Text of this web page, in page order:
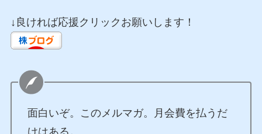
↓良ければ応援クリックお願いします！
面白いぞ。このメルマガ。月会費を払うだ
けはある。